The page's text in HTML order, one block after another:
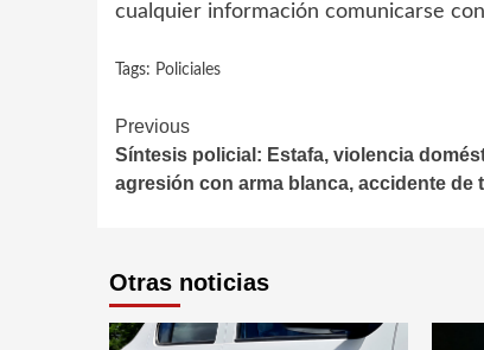
cualquier información comunicarse
Tags: Policiales
Continue
Reading
Previous
Síntesis policial: Estafa, violencia
agresión con arma blanca, accidente de
Otras noticias